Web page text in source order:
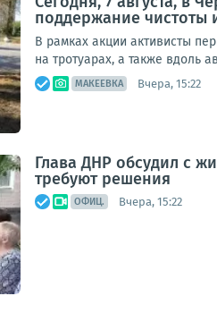
поддержание чистоты
В рамках акции активисты
на тротуарах, а также вдоль
МАКЕЕВКА Вчера, 15:22
Глава ДНР обсудил с
требуют решения
ОФИЦ. Вчера, 15:22